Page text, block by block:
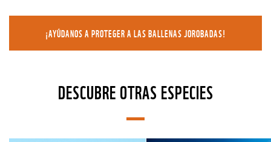
¡AYÚDANOS A PROTEGER A LAS BALLENAS JOROBADAS!
DESCUBRE OTRAS ESPECIES